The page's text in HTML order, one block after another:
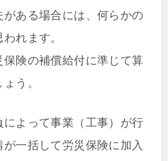
ある場合には、何らかの
れます。
険の補償給付に準じて算
う。
よって事業（工事）が行
一括して労災保険に加入